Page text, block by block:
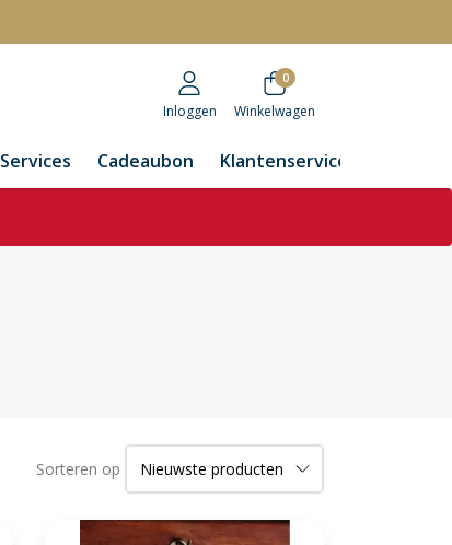
Inloggen
0
Winkelwagen
Services Cadeaubon Klantenservice
Sorteren op